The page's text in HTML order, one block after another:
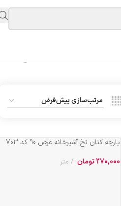
Showing 1–20 of 31 results
پارچه کتان نخ آشپرخانه عرض 90 کد 703
270,000تومان متر